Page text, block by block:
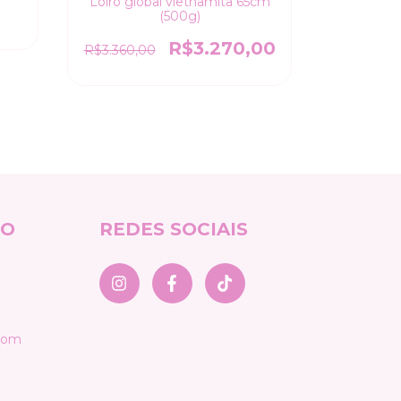
(500g)
R$3.360,00 R$3.270,00
REDES SOCIAIS